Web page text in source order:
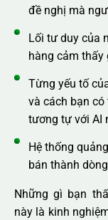
đề nghị mà
Lối tư duy của
hàng cảm thấy
Từng yếu tố
và cách bạn
tương tự với AI
Hệ thống
bán thành
Những gì bạn
này là kinh